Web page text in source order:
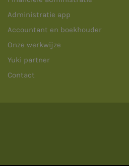
Administratie app
Accountant en boekhouder
Onze werkwijze
Yuki partner
Contact